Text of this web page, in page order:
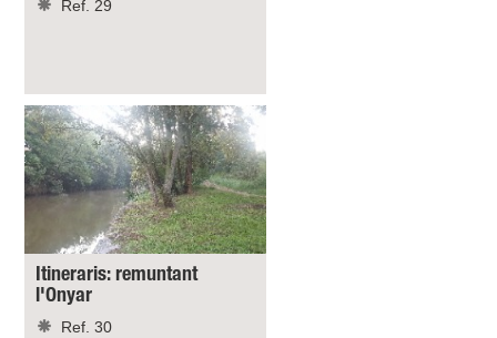
Ref. 29
Itineraris: remuntant
l'Onyar
Ref. 30